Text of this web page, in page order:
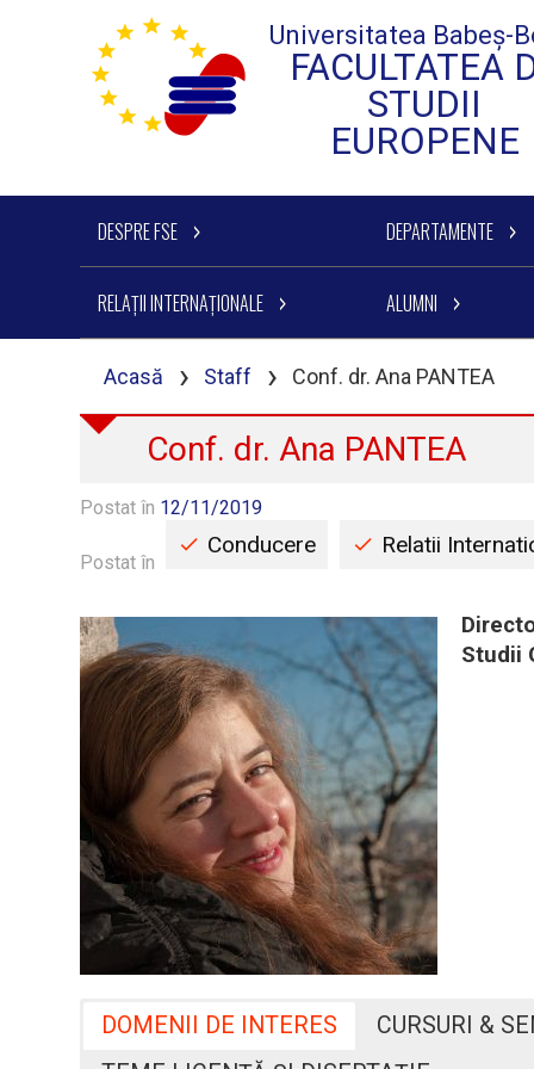
Universitatea Babeș-
FACULTATEA
STUDII
EUROPENE
DESPRE FSE DEPARTAMENTE
RELAȚII INTERNAȚIONALE ALUMNI
Acasă › Staff › Conf. dr. Ana PANTEA
Conf. dr. Ana PANTEA
Postat în 12/11/2019
Postat în
Conducere Relatii
Studii
DOMENII DE INTERES CURSURI &